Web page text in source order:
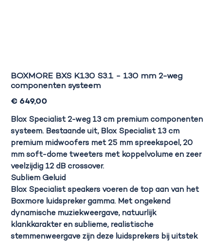
BOXMORE BXS K130 S3.1 - 130 mm 2-weg
componenten systeem
Prijs
€ 649,00
Blox Specialist 2-weg 13 cm premium componenten
systeem. Bestaande uit, Blox Specialist 13 cm
premium midwoofers met 25 mm spreekspoel, 20
mm soft-dome tweeters met koppelvolume en zeer
veelzijdig 12 dB crossover.
Subliem Geluid
Blox Specialist speakers voeren de top aan van het
Boxmore luidspreker gamma. Met ongekend
dynamische muziekweergave, natuurlijk
klankkarakter en sublieme, realistische
stemmenweergave zijn deze luidsprekers bij uitstek